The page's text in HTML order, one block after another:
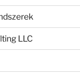
LLC